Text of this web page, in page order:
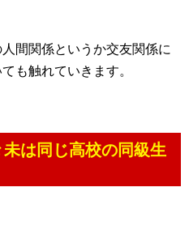
間関係というか交友関係に
も触れていきます。
は同じ高校の同級生